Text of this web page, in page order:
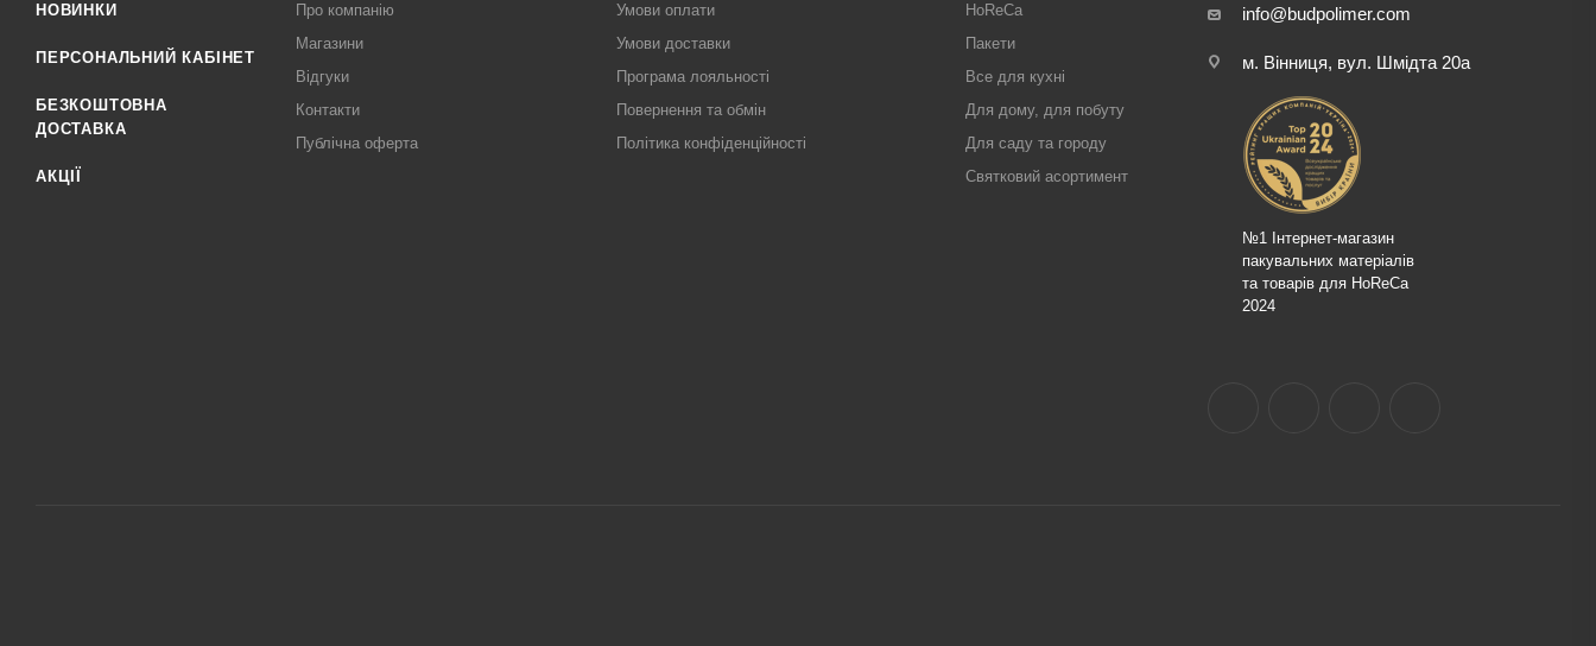
НОВИНКИ
ПЕРСОНАЛЬНИЙ КАБІНЕТ
БЕЗКОШТОВНА
ДОСТАВКА
АКЦІЇ
Про компанію
Магазини
Відгуки
Контакти
Публічна оферта
Умови оплати
Умови доставки
Програма лояльності
Повернення та обмін
Політика конфіденційності
HoReCa
Пакети
Все для кухні
Для дому, для побуту
Для саду та городу
Святковий асортимент
info@budpolimer.com
м. Вінниця, вул. Шмідта 20а
№1 Інтернет-магазин
пакувальних матеріалів
та товарів для HoReCa
2024